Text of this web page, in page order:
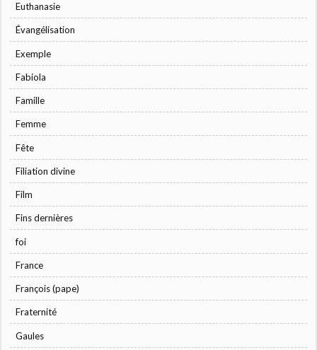
Euthanasie
Évangélisation
Exemple
Fabiola
Famille
Femme
Fête
Filiation divine
Film
Fins dernières
foi
France
François (pape)
Fraternité
Gaules